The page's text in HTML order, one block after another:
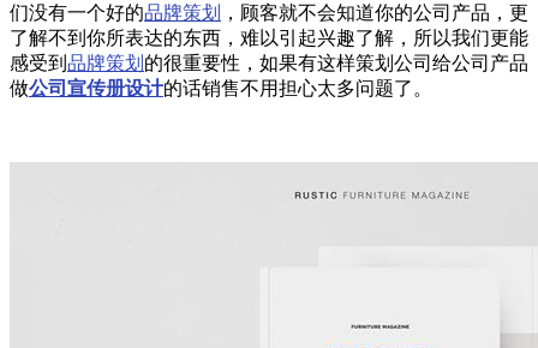
们没有一个好的品牌策划
，顾客就不会知道你的公司产品，更
了解不到你所表达的东西，难以引起兴趣了解，所以我们更能
感受到 品牌策划 的很重要性，如果有这样策划公司给公司产品
做公司宣传册设计的话销售不用担心太多问题了。